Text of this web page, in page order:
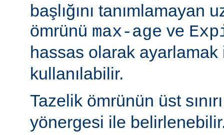
başlığını tanımlamayan
ömrünü max-age ve
hassas olarak
kullanılabilir.
Tazelik ömrünün üst
yönergesi ile